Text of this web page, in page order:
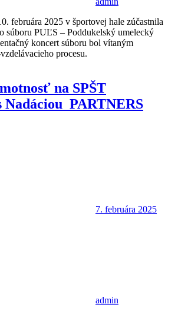
februára 2025 v športovej hale zúčastnila
súboru PUĽS – Poddukelský umelecký
koncert súboru bol vítaným
procesu.
na SPŠT
Nadáciou PARTNERS
7. februára 2025
admin